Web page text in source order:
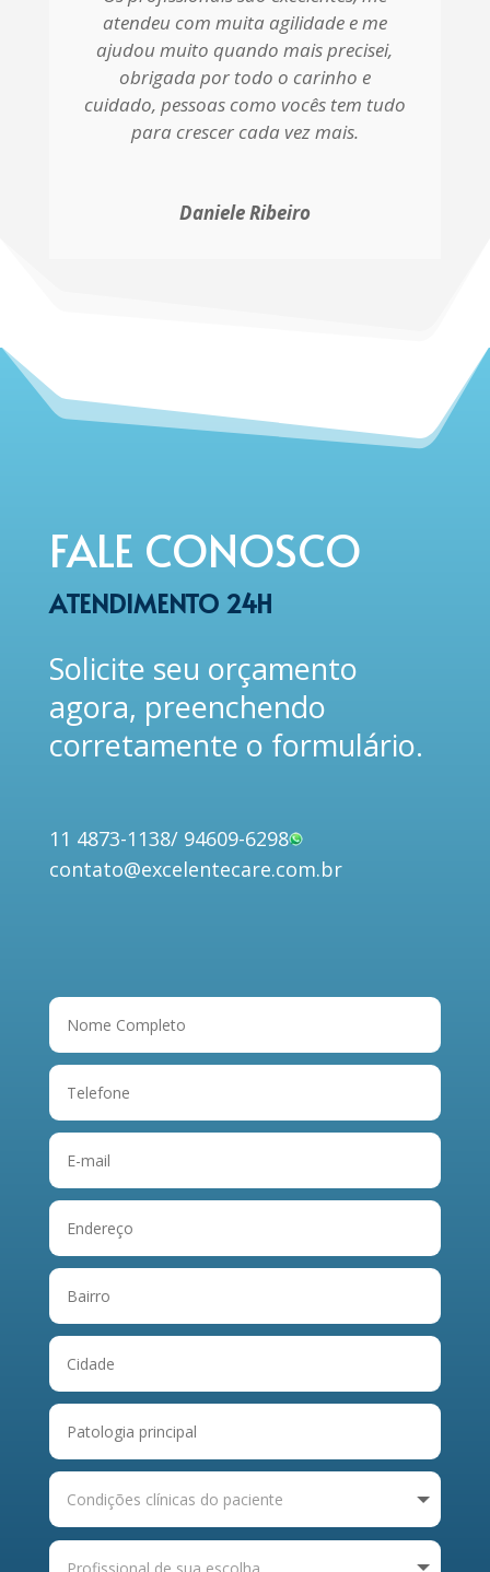
atendeu com muita agilidade e me
ajudou muito quando mais precisei,
obrigada por todo o carinho e
cuidado, pessoas como vocês tem tudo
para crescer cada vez mais.
Daniele Ribeiro
FALE CONOSCO
ATENDIMENTO 24H
Solicite seu orçamento
agora, preenchendo
corretamente o formulário.
11 4873-1138/ 94609-6298
contato@excelentecare.com.br